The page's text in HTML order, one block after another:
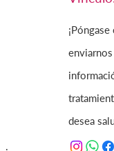
desea